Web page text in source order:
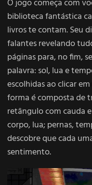
O jogo começa com
biblioteca fantástica
livros te contam. Seu
falantes revelando
páginas para, no fim,
palavra: sol, lua e
escolhidas ao clicar
forma é composta de
retângulo com cauda
corpo, lua; pernas,
descobre que cada
sentimento.